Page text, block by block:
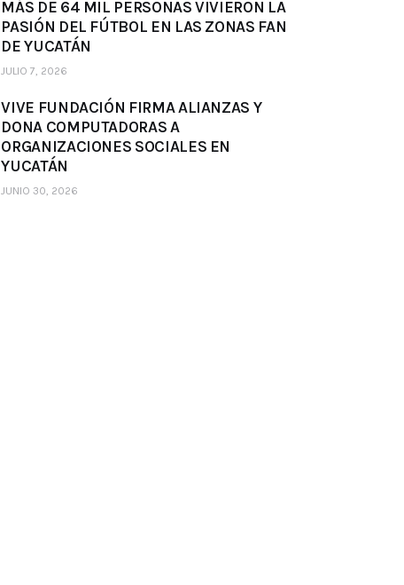
MÁS DE 64 MIL PERSONAS VIVIERON LA
PASIÓN DEL FÚTBOL EN LAS ZONAS FAN
DE YUCATÁN
JULIO 7, 2026
VIVE FUNDACIÓN FIRMA ALIANZAS Y
DONA COMPUTADORAS A
ORGANIZACIONES SOCIALES EN
YUCATÁN
JUNIO 30, 2026